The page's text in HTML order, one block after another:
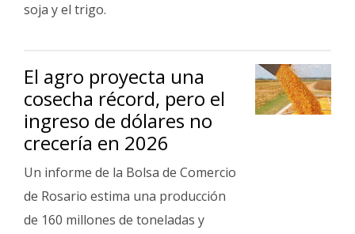
soja y el trigo.
El agro proyecta una
cosecha récord, pero el
ingreso de dólares no
crecería en 2026
Un informe de la Bolsa de Comercio
de Rosario estima una producción
de 160 millones de toneladas y